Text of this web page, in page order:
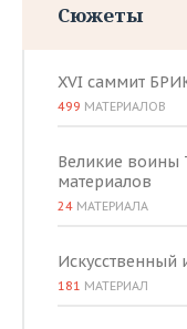
Сюжеты
XVI саммит
499 МАТЕРИАЛОВ
Великие воины
материалов
24 МАТЕРИАЛА
Искусственный
181 МАТЕРИАЛ